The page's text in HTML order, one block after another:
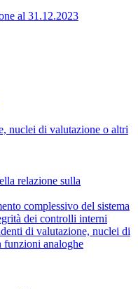
al 31.12.2023
nuclei di valutazione o altri
relazione sulla
complessivo del sistema
dei controlli interni
di valutazione, nuclei di
funzioni analoghe